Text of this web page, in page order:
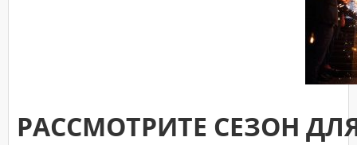
РАССМОТРИТЕ СЕЗОН